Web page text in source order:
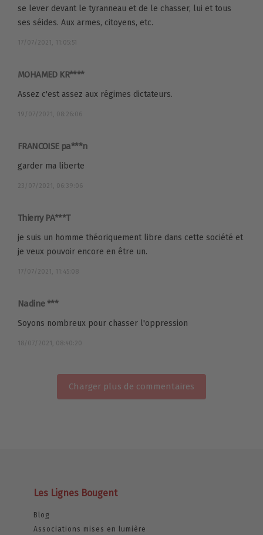
se lever devant le tyranneau et de le chasser, lui et tous
ses séides. Aux armes, citoyens, etc.
17/07/2021, 11:05:51
MOHAMED KR****
Assez c'est assez aux régimes dictateurs.
19/07/2021, 08:26:06
FRANCOISE pa***n
garder ma liberte
23/07/2021, 06:39:06
Thierry PA***T
je suis un homme théoriquement libre dans cette société et
je veux pouvoir encore en être un.
17/07/2021, 11:45:08
Nadine ***
Soyons nombreux pour chasser l'oppression
18/07/2021, 08:40:20
Charger plus de commentaires
Les Lignes Bougent
Blog
Associations mises en lumière